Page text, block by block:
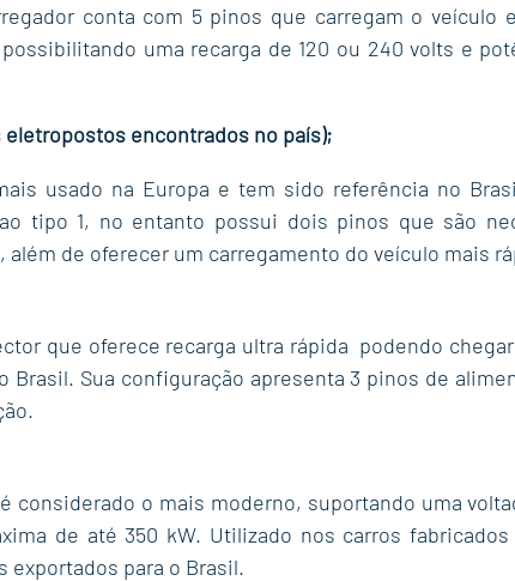
conta com 5 pinos que carregam o veículo
uma recarga de 120 ou 240 volts e
eletropostos encontrados no país);
usado na Europa e tem sido referência no
tipo 1, no entanto possui dois pinos que são
de oferecer um carregamento do veículo mais
que oferece recarga ultra rápida  podendo
Brasil. Sua configuração apresenta 3 pinos de
considerado o mais moderno, suportando uma
de até 350 kW. Utilizado nos carros
exportados para o Brasil.